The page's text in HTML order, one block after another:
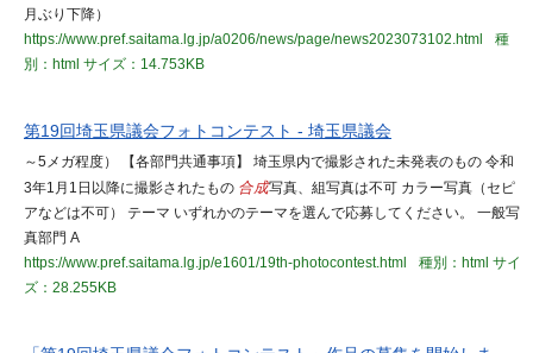
月ぶり下降）
https://www.pref.saitama.lg.jp/a0206/news/page/news2023073102.html
種
別：html サイズ：14.753KB
第19回埼玉県議会フォトコンテスト - 埼玉県議会
～5メガ程度） 【各部門共通事項】 埼玉県内で撮影された未発表のもの 令和
3年1月1日以降に撮影されたもの 合成写真、組写真は不可 カラー写真（セピ
アなどは不可） テーマ いずれかのテーマを選んで応募してください。 一般写
真部門 A
https://www.pref.saitama.lg.jp/e1601/19th-photocontest.html
種別：html サイ
ズ：28.255KB